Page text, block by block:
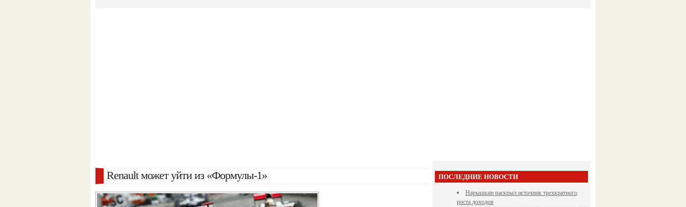
Renault может уйти из «Формулы-1» ПОСЛЕДНИЕ НОВОСТИ
Нарышкин раскрыл источник трехкратного
роста доходов